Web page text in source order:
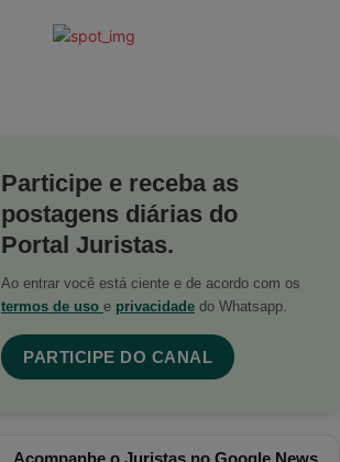
Participe e receba as
postagens diárias do
Portal Juristas.
Ao entrar você está ciente e de acordo com os
termos de uso e privacidade do Whatsapp.
PARTICIPE DO CANAL